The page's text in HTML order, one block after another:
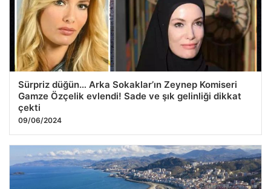
Sürpriz düğün… Arka Sokaklar’ın Zeynep Komiseri
Gamze Özçelik evlendi! Sade ve şık gelinliği dikkat
çekti
09/06/2024